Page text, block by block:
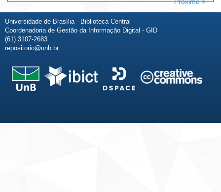
Universidade de Brasília - Biblioteca Central
Coordenadoria de Gestão da Informação Digital - GID
(61) 3107-2683
repositorio@unb.br